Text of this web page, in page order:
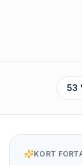
53
KORT